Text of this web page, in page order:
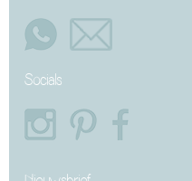
Socials